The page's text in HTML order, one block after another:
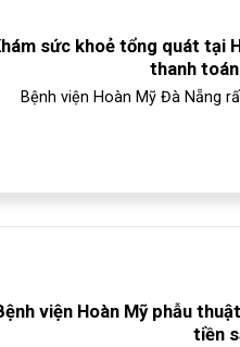
sức khoẻ tổng quát tại
thanh
Bệnh viện Hoàn Mỹ Đà Nẵng
viện Hoàn Mỹ phẫu
tiền